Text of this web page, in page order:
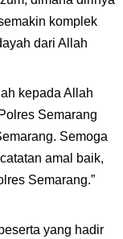
komplek
dari Allah
kepada Allah
Semarang
Semoga
amal baik,
Semarang.”
yang hadir